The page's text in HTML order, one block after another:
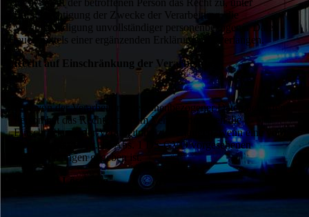
Ferner steht der betroffenen Person das Recht zu, unter
Berücksichtigung der Zwecke der Verarbeitung, die
Vervollständigung unvollständiger personenbezogener Daten -
auch mittels einer ergänzenden Erklärung - zu verlangen.
Recht auf Einschränkung der Verarbeitung
Jede von der Verarbeitung personenbezogener Daten betroffene
Person hat das Recht, von dem Verantwortlichen die
Einschränkung der Verarbeitung zu verlangen, wenn eine vom
Gesetzgeber in Art. 18 Abs. 1 DS-GVO vorgesehenen
Voraussetzungen gegeben ist.
Recht auf Löschung